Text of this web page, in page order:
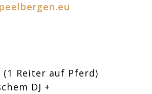
Reiter auf Pferd)
DJ +